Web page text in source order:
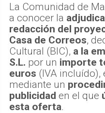
La Comunidad de
a conocer la
redacción del
Casa de Correos,
Cultural (BIC), a la
S.L. por un importe
euros (IVA incluído),
mediante un
publicidad en el que
esta oferta.